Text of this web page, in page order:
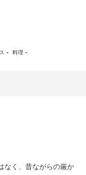
- 料理 -
なく、昔ながらの厳か